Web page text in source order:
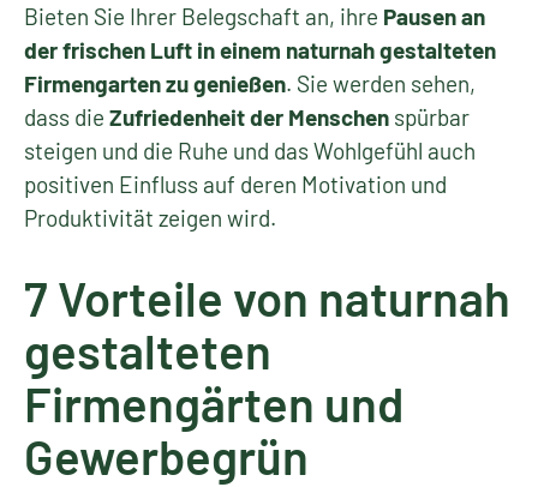
Bieten Sie Ihrer Belegschaft an, ihre Pausen an
der frischen Luft in einem naturnah gestalteten
Firmengarten zu genießen. Sie werden sehen,
dass die Zufriedenheit der Menschen spürbar
steigen und die Ruhe und das Wohlgefühl auch
positiven Einfluss auf deren Motivation und
Produktivität zeigen wird.
7 Vorteile von naturnah
gestalteten
Firmengärten und
Gewerbegrün